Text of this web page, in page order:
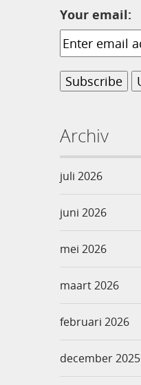
Your email:
Archiv
juli 2026
juni 2026
mei 2026
maart 2026
februari 2026
december 2025